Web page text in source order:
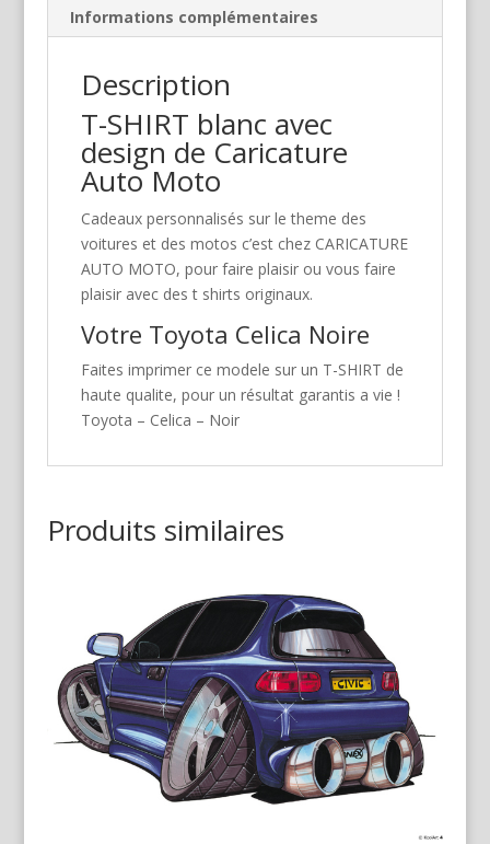
Informations complémentaires
Description
T-SHIRT blanc avec
design de Caricature
Auto Moto
Cadeaux personnalisés sur le theme des
voitures et des motos c’est chez CARICATURE
AUTO MOTO, pour faire plaisir ou vous faire
plaisir avec des t shirts originaux.
Votre Toyota Celica Noire
Faites imprimer ce modele sur un T-SHIRT de
haute qualite, pour un résultat garantis a vie !
Toyota – Celica – Noir
Produits similaires